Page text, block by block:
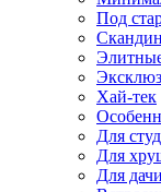
Под
Хай-тек
Для
Для
Для дачи